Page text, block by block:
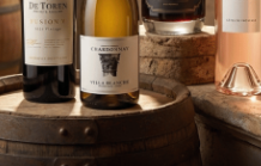
DE afdronk is lang